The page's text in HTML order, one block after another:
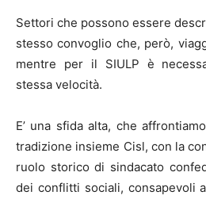
Settori che possono essere
stesso convoglio che, però,
mentre per il SIULP è
stessa velocità.
E’ una sfida alta, che
tradizione insieme Cisl, con la
ruolo storico di sindacato
dei conflitti sociali, consapevoli